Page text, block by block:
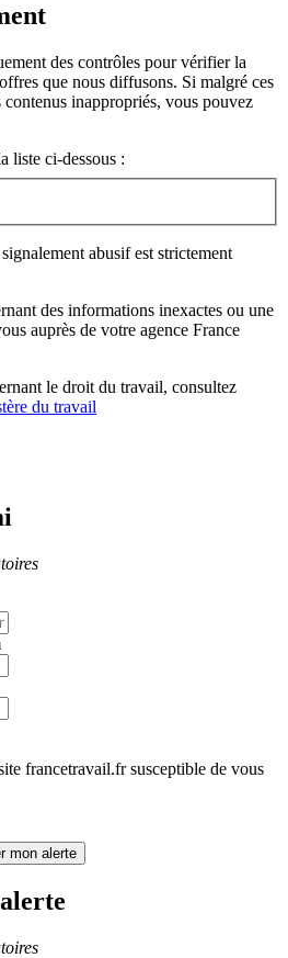
des contrôles pour vérifier la
que nous diffusons. Si malgré ces
contenus inappropriés, vous pouvez
liste ci-dessous :
abusif est strictement
des informations inexactes ou une
auprès de votre agence France
le droit du travail, consultez
du travail
francetravail.fr susceptible de vous
mon alerte